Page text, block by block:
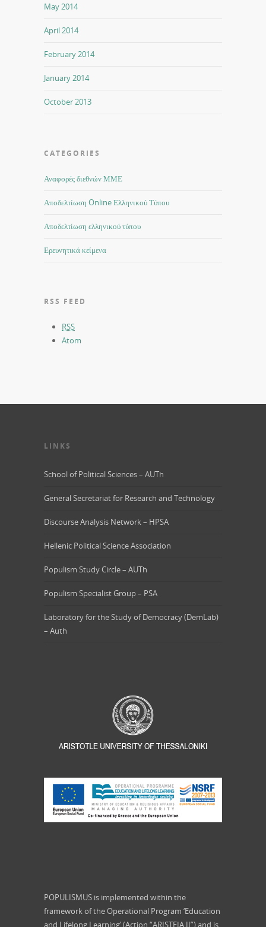
May 2014
April 2014
February 2014
January 2014
October 2013
CATEGORIES
Αναφορές διεθνών ΜΜΕ
Αποδελτίωση Online Ελληνικού Τύπου
Αποδελτίωση ελληνικού τύπου
Ερευνητικά κείμενα
RSS FEED
RSS
Atom
LINKS
School of Political Sciences – AUTh
General Secretariat for Research and Technology
Discourse Analysis Network – HPSA
Hellenic Political Science Association
Populism Study Circle – AUTh
Populism Specialist Group – PSA
Laboratory for the Study of Democracy (DemLab)
– Auth
POPULISMUS is implemented within the
framework of the Operational Program ‘Education
and Lifelong Learning’ (Action “ARISTEIA II”) and is